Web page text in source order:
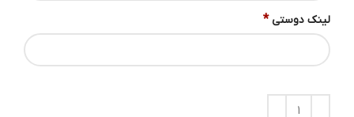
لینک دوستی *